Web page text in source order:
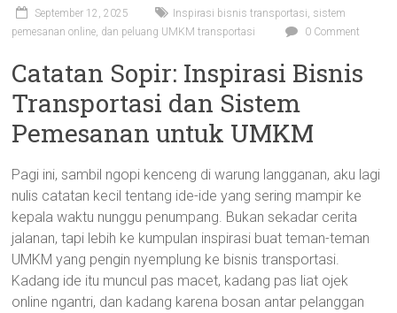
September 12, 2025
Inspirasi bisnis transportasi, sistem
pemesanan online, dan peluang UMKM transportasi
0 Comment
Catatan Sopir: Inspirasi Bisnis
Transportasi dan Sistem
Pemesanan untuk UMKM
Pagi ini, sambil ngopi kenceng di warung langganan, aku lagi
nulis catatan kecil tentang ide-ide yang sering mampir ke
kepala waktu nunggu penumpang. Bukan sekadar cerita
jalanan, tapi lebih ke kumpulan inspirasi buat teman-teman
UMKM yang pengin nyemplung ke bisnis transportasi.
Kadang ide itu muncul pas macet, kadang pas liat ojek
online ngantri, dan kadang karena bosan antar pelanggan